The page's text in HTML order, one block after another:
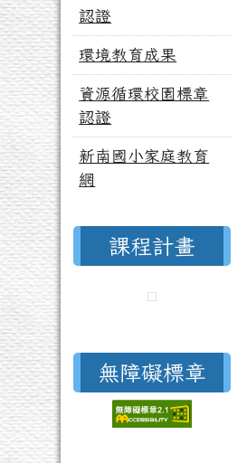
認證
環境教育成果
資源循環校園標章
認證
新南國小家庭教育
網
課程計畫
無障礙標章